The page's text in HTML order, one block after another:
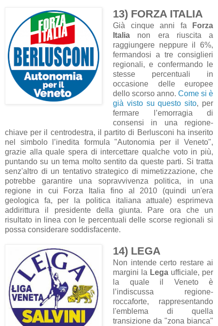
13) FORZA ITALIA
Già cinque anni fa
Forza
Italia non era riuscita a
raggiungere neppure il 6%,
fermandosi a tre consiglieri
regionali, e confermando le
stesse percentuali in
occasione delle europee
dello scorso anno. Come si è
già visto su questo sito, per
fermare l’emorragia di
consensi in una regione-
chiave per il centrodestra, il partito di Berlusconi ha inserito
nel simbolo l’inedita formula "Autonomia per il Veneto",
grazie alla quale spera di intercettare qualche voto in più,
puntando su un tema molto sentito da queste parti. Si tratta
senz'altro di un tentativo strategico di mimetizzazione, che
potrebbe garantire una sopravvivenza politica, in una
regione in cui Forza Italia fino al 2010 (quindi un'era
geologica fa, per la politica italiana attuale) esprimeva
addirittura il presidente della giunta. Pare ora che un
risultato in linea con le percentuali delle scorse regionali si
possa considerare soddisfacente.
14) LEGA
Non intende certo restare ai
margini la Lega ufficiale, per
la quale il Veneto è
l’indiscussa regione-
roccaforte, rappresentando
l'emblema di quella
transizione da "zona bianca"